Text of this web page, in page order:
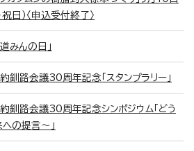
祝日）〈申込受付終了〉
みんの日」
約釧路会議30周年記念「スタンプラリー」
約釧路会議30周年記念シンポジウム「どう
の提言～」